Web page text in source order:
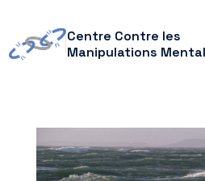
Centre Contre les
Manipulations